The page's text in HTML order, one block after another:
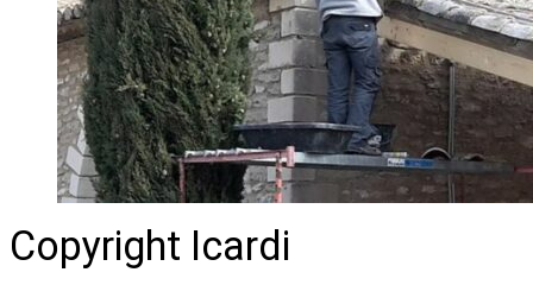
Copyright Icardi